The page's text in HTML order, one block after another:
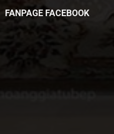
FANPAGE FACEBOOK